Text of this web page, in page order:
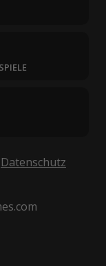
Datenschutz